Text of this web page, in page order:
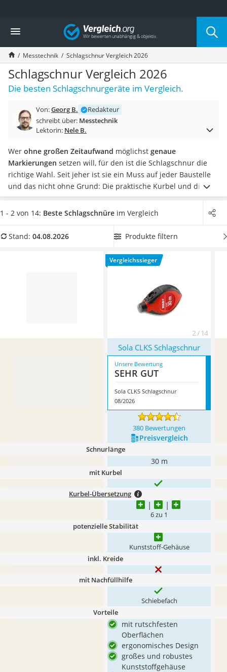
Die beliebtesten Vergleiche nach Kategorie
Baumarkt
Tresor feuerfest
Makita-Akku-Rasenmäher
Kappsäge
Smartes Türschloss
Akku-Rasentrimmer
Feuchtigkeitsmessgerät
Split-Klimaanlage 2 Innengeräte
Pelletofen
Tiefbrunnenpumpe
Fliesenschneider
Hochdruckreiniger
Doppelschleifer
Überwachungskamera
Benzinrasenmäher mit Elektrostart
Löschdecke
Vergleich
Messtechnik Schlagschnur Vergleich 2026
Schlagschnur Vergleich 2026
Die besten Schlagschnurgeräte im Vergleich.
Von:Georg B.
Redakteur
schreibt über: Messtechnik
Lektorin: Nele B.
Wer ohne großen Zeitaufwand möglichst genaue
Markierungen setzen will, für den ist die Schlagschnur die
richtige Wahl. Seit jeher ist sie ein Muss auf jeder Baustelle
und das nicht ohne Grund: Die praktische Kurbel und die
farbige Kreide minimieren den Arbeitsaufwand. Wer einmal
eine Schlagschnur getestet hat, wird sich nie wieder mit
Schlagschnurgerät inklusive Kreide, damit Sie sofort mit dem
August 2026 besonders das ModellSola CLKS Schlagschnur
1 - 2 von 14: Beste Schlagschnüre im Vergleich
Stand: 04.08.2026 Produkte filtern
Vergleichssieger
2 / 14
Sola CLKS Schlagschnur
Unsere Bewertung
SEHR GUT
Sola CLKS Schlagschnur
08/2026
380 Bewertungen
Preis­vergleich
Schnurlänge
30 m
mit Kurbel
Kurbel-Übersetzung
6 zu 1
potenzielle Stabilität
Kunststoff-Gehäuse
inkl. Kreide
mit Nachfüllhilfe
Schiebefach
Vorteile
mit rutschfesten
Oberflächen
ergonomisches Design
großes und robustes
Kunststoffgehäuse